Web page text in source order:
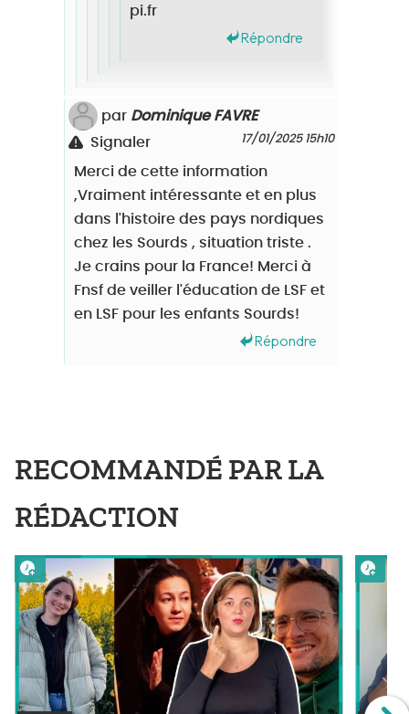
pi.fr
Répondre
par Dominique FAVRE
17/01/2025 15h10
Signaler
Merci de cette information
,Vraiment intéressante et en plus
dans l'histoire des pays nordiques
chez les Sourds , situation triste .
Je crains pour la France! Merci à
Fnsf de veiller l'éducation de LSF et
en LSF pour les enfants Sourds!
Répondre
RECOMMANDÉ PAR LA
RÉDACTION
Lire plus tard